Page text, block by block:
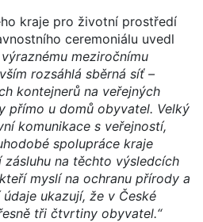
kraje pro životní prostředí
ceremoniálu uvedl
výraznému meziročnímu
rozsáhlá sběrná síť –
kontejnerů na veřejných
přímo u domů obyvatel. Velký
komunikace s veřejností,
spolupráce kraje
zásluhu na těchto výsledcích
myslí na ochranu přírody a
ukazují, že v České
tři čtvrtiny obyvatel.“